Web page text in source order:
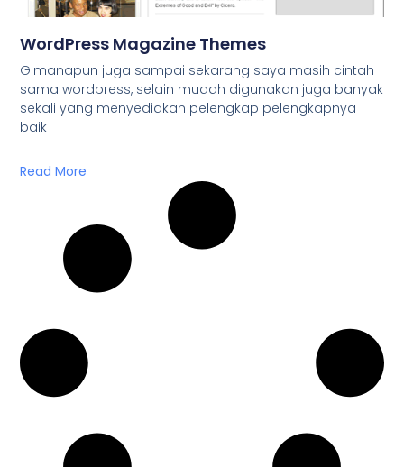
WordPress Magazine Themes
Gimanapun juga sampai sekarang saya masih cintah
sama wordpress, selain mudah digunakan juga banyak
sekali yang menyediakan pelengkap pelengkapnya
baik
Read More